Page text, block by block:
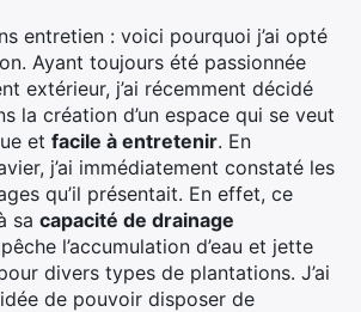
entretien : voici pourquoi j’ai opté
Ayant toujours été passionnée
extérieur, j’ai récemment décidé
la création d’un espace qui se veut
et facile à entretenir. En
j’ai immédiatement constaté les
qu’il présentait. En effet, ce
sa capacité de drainage
l’accumulation d’eau et jette
divers types de plantations. J’ai
de pouvoir disposer de